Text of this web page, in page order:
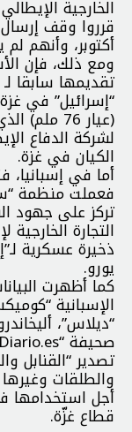
أكتوبر، وأنهم
ومع ذلك، فإن
تقديمها سابقا
“إسرائيل” في
(عيار 76
لشركة الدفاع
الكيان في غزة.
أما في إسبانيا،
فعملت منظمة
تركز على جهود
التجارة
يورو.
كما أظهرت
الإسبانية
“ديلاس”،
تصدير “القنابل
والطلقات
أجل استخدامها
قطاع غزّة.